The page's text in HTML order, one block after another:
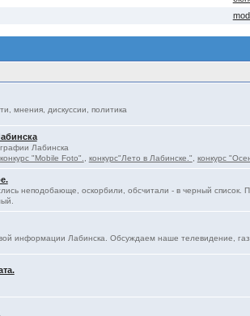
мнения, дискуссии, политика
Лабинска
конкурс "Mobile Foto". конкурс"Лето в Лабинске." конкурс
неподобающе, оскорбили, обсчитали - в черный список.
информации Лабинска. Обсуждаем наше телевидение,